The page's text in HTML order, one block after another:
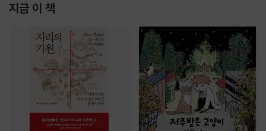
지금 이 책